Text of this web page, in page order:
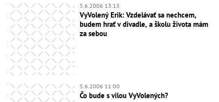
5.6.2006 13:15
VyVolený Erik: Vzdelávať sa nechcem,
budem hrať v divadle, a školu života mám
za sebou
5.6.2006 11:00
Čo bude s vilou VyVolených?